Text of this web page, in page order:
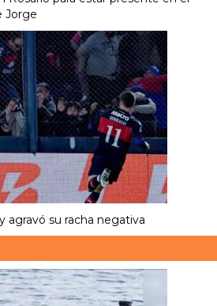
Jorge
agravó su racha negativa